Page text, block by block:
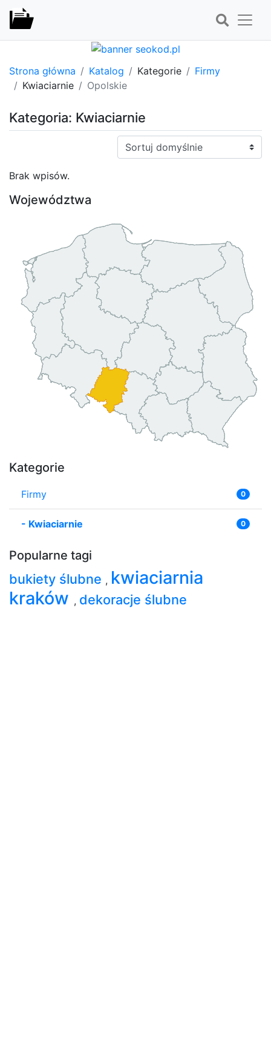
Strona główna Katalog Kategorie
Firmy
Kwiaciarnie
Opolskie
Kategoria: Kwiaciarnie
Sortuj:
Brak wpisów.
Województwa
Kategorie
Firmy 0
- Kwiaciarnie 0
Popularne tagi
bukiety ślubne , kwiaciarnia
kraków , dekoracje ślubne